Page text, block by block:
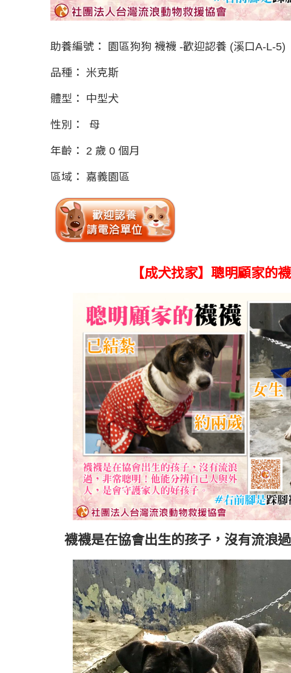
助養編號： 園區狗狗 襪襪 -歡迎認養 (溪口A-L-5)
品種： 米克斯
體型： 中型犬
性別： 母
年齡： 2 歲 0 個月
區域： 嘉義園區
【成犬找家】聰明顧家的襪
襪襪是在協會出生的孩子，沒有流浪